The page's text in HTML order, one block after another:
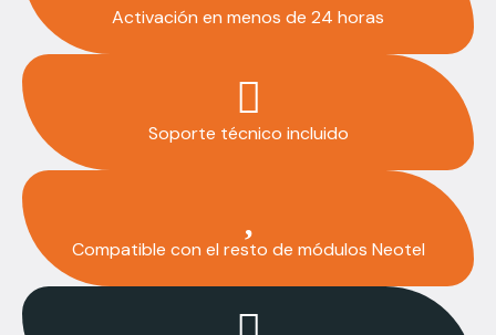
Activación en menos de 24 horas
Soporte técnico incluido
Compatible con el resto de módulos Neotel